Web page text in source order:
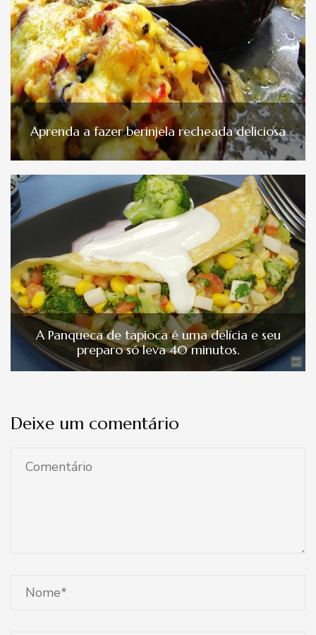
Aprenda a fazer berinjela recheada deliciosa
A Panqueca de tapioca é uma delícia e seu
preparo só leva 40 minutos.
Deixe um comentário